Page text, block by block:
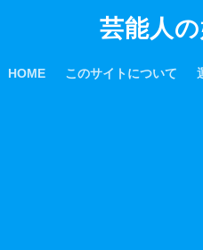
芸能人
HOME このサイトについて